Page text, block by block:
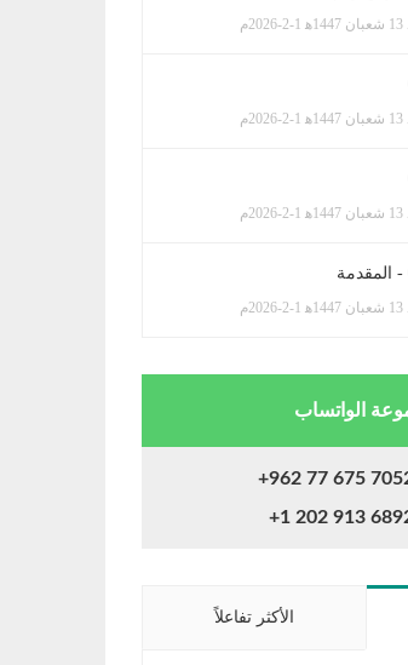
الواتساب
+962 77 675
+1 202 913
الأكثر تفاعلاً